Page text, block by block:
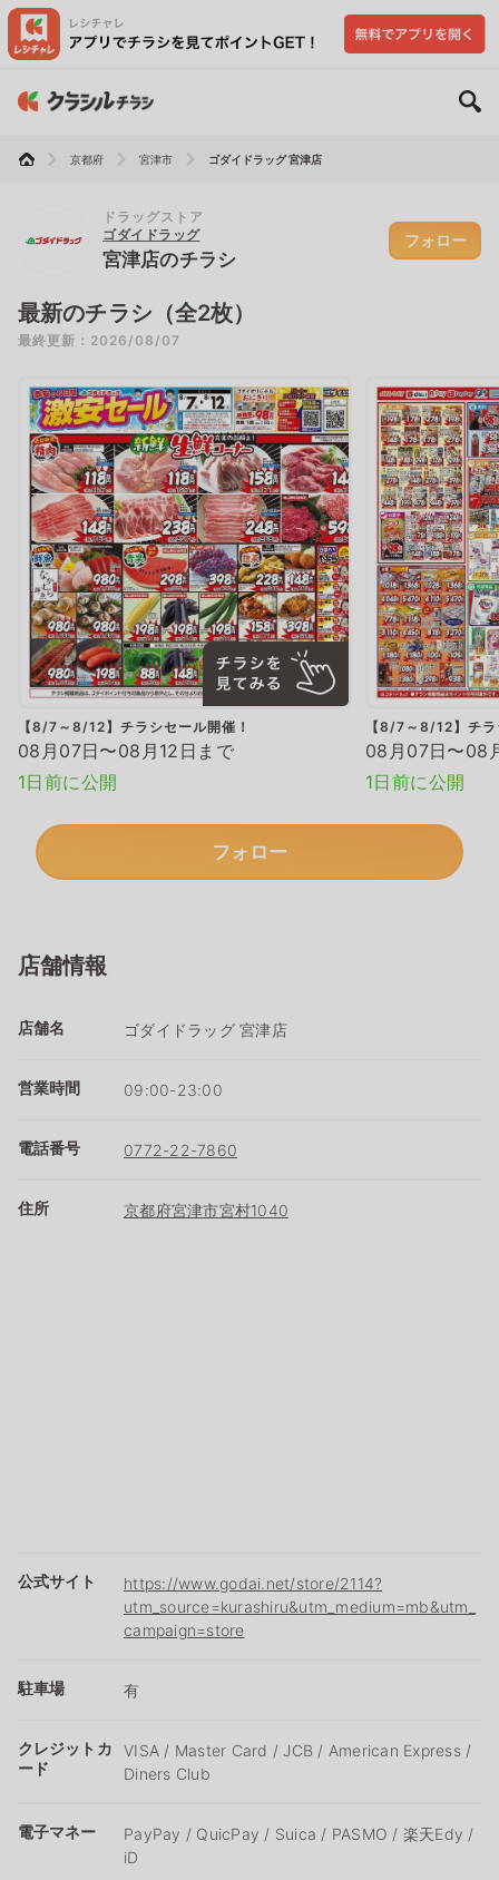
京都府 宮津市 ゴダイドラッグ 宮津店
ドラッグストア
ゴダイドラッグ
宮津店のチラシ
フォロー
最新のチラシ（全2枚）
最終更新：2026/08/07
【8/7～8/12】チラシセール開催！
08月07日〜08月12日まで
1日前に公開
【8/7～8/12】チ
08月07日〜08
1日前に公開
フォロー
店舗情報
店舗名 ゴダイドラッグ 宮津店
営業時間 09:00-23:00
電話番号 0772-22-7860
住所 京都府宮津市宮村1040
公式サイト
https://www.godai.net/store/2114?
utm_source=kurashiru&utm_medium=mb&utm_
campaign=store
駐車場 有
クレジットカ
ード
VISA / Master Card / JCB / American Express /
Diners Club
電子マネー
PayPay / QuicPay / Suica / PASMO / 楽天Edy /
iD